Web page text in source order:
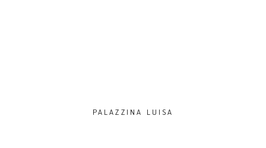
PALAZZINA LUISA